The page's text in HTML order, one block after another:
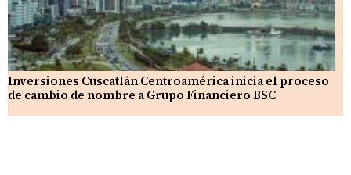
Inversiones Cuscatlán Centroamérica inicia el proceso
de cambio de nombre a Grupo Financiero BSC